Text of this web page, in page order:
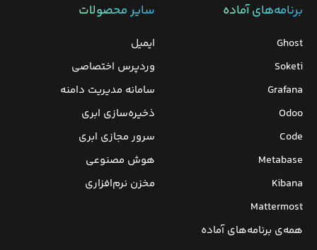
برنامه‌های‌ آماده
Ghost
Soketi
Grafana
Odoo
Code
Metabase
Kibana
Mattermost
همه‌ی برنامه‌های آماده
سایر محصولات
ایمیل
وردپرس‌ اختصاصی
سامانه مدیریت دامنه
ذخیره‌سازی ابری
سرور مجازی ابری
هوش مصنوعی
مخزن نرم‌افزاری